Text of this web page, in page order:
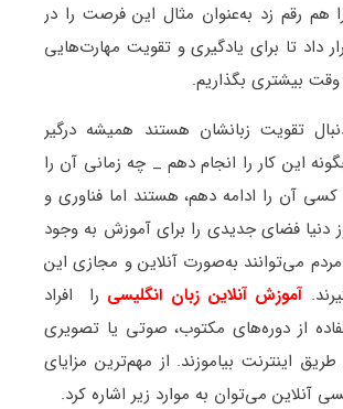
هم رقم زد به‌عنوان مثال این فرصت را در
داد تا برای یادگیری و تقویت مهارت‌هایی
بیشتری بگذاریم.
تقویت زبانشان هستند همیشه درگیر
این کار را انجام دهم _ چه زمانی آن را
آن را ادامه دهم، هستند اما فناوری و
دنیا فضای جدیدی را برای آموزش به وجود
مردم می‌توانند به‌صورت آنلاین و مجازی این
آموزش آنلاین زبان انگلیسی را افراد
از دوره‌های مکتوب، صوتی یا تصویری
اینترنت بیاموزند. از مهم‌ترین مزایای
آنلاین می‌توان به موارد زیر اشاره کرد.